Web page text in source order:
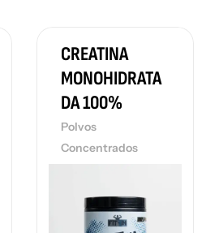
CREATINA
MONOHIDRATA
DA 100%
Polvos
Concentrados